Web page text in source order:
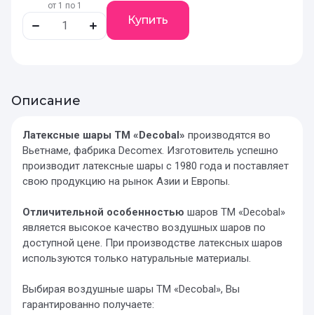
от 1 по 1
Купить
Описание
Латексные шары ТМ «Decobal» производятся во
Вьетнаме, фабрика Decomex. Изготовитель успешно
производит латексные шары с 1980 года и поставляет
свою продукцию на рынок Азии и Европы.
Отличительной особенностью шаров ТМ «Decobal»
является высокое качество воздушных шаров по
доступной цене. При производстве латексных шаров
используются только натуральные материалы.
Выбирая воздушные шары ТМ «Decobal», Вы
гарантированно получаете: